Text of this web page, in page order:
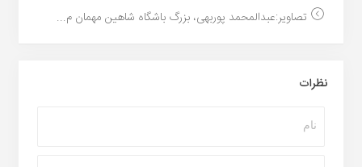
تصاویر:عبدالمحمد پوربهی، بزرگ باشگاه شاهین مهمان م...
نظرات